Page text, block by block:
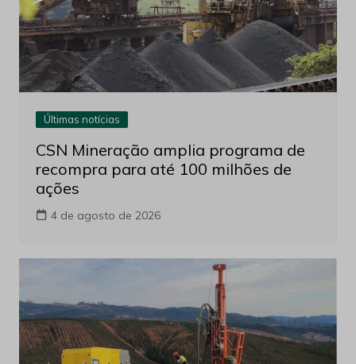
Últimas notícias
CSN Mineração amplia programa de
recompra para até 100 milhões de
ações
4 de agosto de 2026